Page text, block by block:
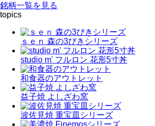
銘柄一覧を見る
topics
ｓｅｎ 森の3びきシリーズ
studio m' フルロン 花形5寸丼
和食器のアウトレット
益子焼 よしざわ窯
波佐見焼 重宝皿シリーズ